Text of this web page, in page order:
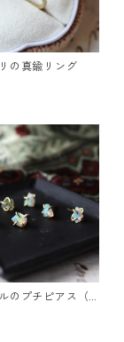
の真鍮リング
のプチピアス（1